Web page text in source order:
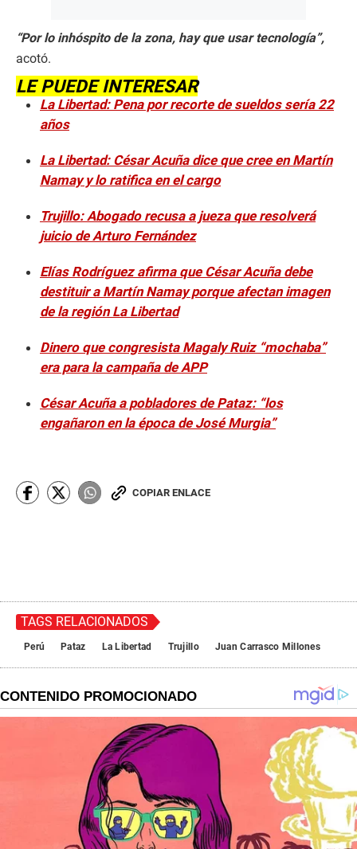
“Por lo inhóspito de la zona, hay que usar tecnología”,
acotó.
LE PUEDE INTERESAR
La Libertad: Pena por recorte de sueldos sería 22
años
La Libertad: César Acuña dice que cree en Martín
Namay y lo ratifica en el cargo
Trujillo: Abogado recusa a jueza que resolverá
juicio de Arturo Fernández
Elías Rodríguez afirma que César Acuña debe
destituir a Martín Namay porque afectan imagen
de la región La Libertad
Dinero que congresista Magaly Ruiz “mochaba”
era para la campaña de APP
César Acuña a pobladores de Pataz: “los
engañaron en la época de José Murgia”
COPIAR ENLACE
TAGS RELACIONADOS
Perú Pataz La Libertad Trujillo Juan Carrasco Millones